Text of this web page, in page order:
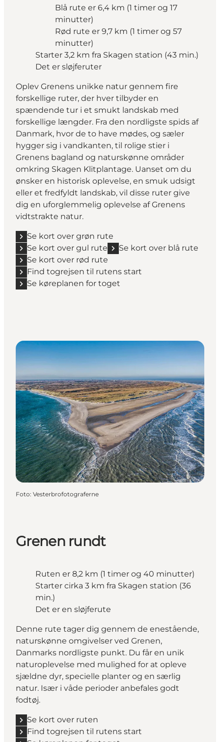
Blå rute er 6,4 km (1 timer og 17
minutter)
Rød rute er 9,7 km (1 timer og 57
minutter)
Starter 3,2 km fra Skagen station (43 min.)
Det er sløjferuter
Oplev Grenens unikke natur gennem fire
forskellige ruter, der hver tilbyder en
spændende tur i et smukt landskab med
forskellige længder. Fra den nordligste spids af
Danmark, hvor de to have mødes, og sæler
hygger sig i vandkanten, til rolige stier i
Grenens bagland og naturskønne områder
omkring Skagen Klitplantage. Uanset om du
ønsker en historisk oplevelse, en smuk udsigt
eller et fredfyldt landskab, vil disse ruter give
dig en uforglemmelig oplevelse af Grenens
vidtstrakte natur.
Se kort over grøn rute
Se kort over gul rute
Se kort over blå rute
Se kort over rød rute
Find togrejsen til rutens start
Se køreplanen for toget
Foto: Vesterbrofotograferne
Grenen rundt
Ruten er 8,2 km (1 timer og 40 minutter)
Starter cirka 3 km fra Skagen station (36
min.)
Det er en sløjferute
Denne rute tager dig gennem de enestående,
naturskønne omgivelser ved Grenen,
Danmarks nordligste punkt. Du får en unik
naturoplevelse med mulighed for at opleve
sjældne dyr, specielle planter og en særlig
natur. Især i våde perioder anbefales godt
fodtøj.
Se kort over ruten
Find togrejsen til rutens start